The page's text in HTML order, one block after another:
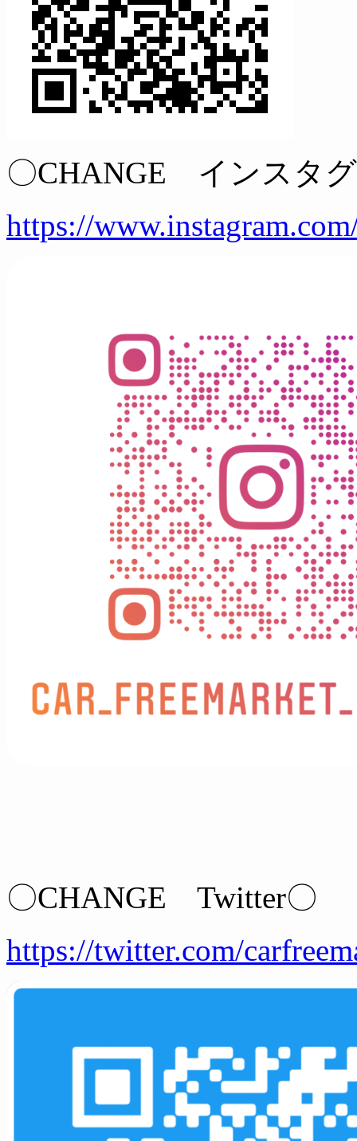
〇CHANGE インスタ
https://
〇CHANGE Twitter〇
https://twitter.com/